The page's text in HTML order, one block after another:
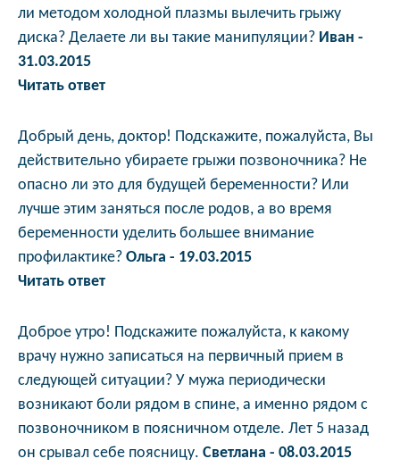
ли методом холодной плазмы вылечить грыжу
диска? Делаете ли вы такие манипуляции? Иван -
31.03.2015
Читать ответ
Добрый день, доктор! Подскажите, пожалуйста, Вы
действительно убираете грыжи позвоночника? Не
опасно ли это для будущей беременности? Или
лучше этим заняться после родов, а во время
беременности уделить большее внимание
профилактике? Ольга - 19.03.2015
Читать ответ
Доброе утро! Подскажите пожалуйста, к какому
врачу нужно записаться на первичный прием в
следующей ситуации? У мужа периодически
возникают боли рядом в спине, а именно рядом с
позвоночником в поясничном отделе. Лет 5 назад
он срывал себе поясницу. Светлана - 08.03.2015